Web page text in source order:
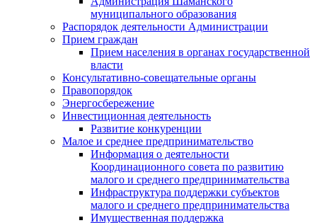
муниципального образования
Распорядок деятельности Администрации
Прием граждан
Прием населения в органах государственной
власти
Консультативно-совещательные органы
Правопорядок
Энергосбережение
Инвестиционная деятельность
Развитие конкуренции
Малое и среднее предпринимательство
Информация о деятельности
Координационного совета по развитию
малого и среднего предпринимательства
Инфраструктура поддержки субъектов
малого и среднего предпринимательства
Имущественная поддержка